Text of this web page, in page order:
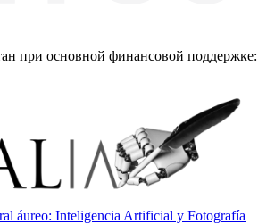
при основной финансовой поддержке:
áureo: Inteligencia Artificial y Fotografía